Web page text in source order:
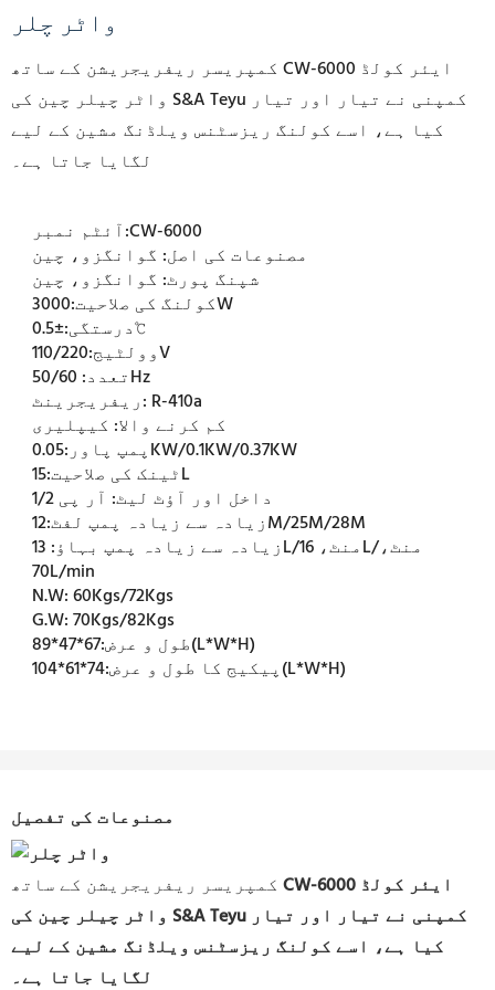
واٹر چلر
کمپریسر ریفریجریشن کے ساتھ CW-6000 ایئر کولڈ
واٹر چیلر چین کی S&A Teyu کمپنی نے تیار اور تیار
کیا ہے، اسے کولنگ ریزسٹنس ویلڈنگ مشین کے لیے
لگایا جاتا ہے۔
آئٹم نمبر:CW-6000
مصنوعات کی اصل: گوانگزو، چین
شپنگ پورٹ: گوانگزو، چین
کولنگ کی صلاحیت:3000W
درستگی:±0.5℃
وولٹیج:110/220V
تعدد:50/60Hz
ریفریجرینٹ: R-410a
کم کرنے والا: کیپلیری
پمپ پاور:0.05KW/0.1KW/0.37KW
ٹینک کی صلاحیت:15L
داخل اور آؤٹ لیٹ: آر پی 1/2
زیادہ سے زیادہ پمپ لفٹ:12M/25M/28M
زیادہ سے زیادہ پمپ بہاؤ: 13L/منٹ، 16L/منٹ،
70L/min
N.W:60Kgs/72Kgs
G.W:70Kgs/82Kgs
طول و عرض:67*47*89(L*W*H)
پیکیج کا طول و عرض:74*61*104(L*W*H)
مصنوعات کی تفصیل
CW-6000 ایئر کولڈ
واٹر چیلر چین کی S&A Teyu کمپنی نے تیار اور تیار
کیا ہے، اسے کولنگ ریزسٹنس ویلڈنگ مشین کے لیے
لگایا جاتا ہے۔